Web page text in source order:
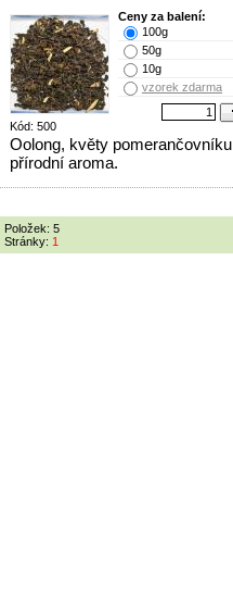
Kód: 500
Ceny za balení:
100g
50g
10g
vzorek zdarma
Oolong, květy
přírodní aroma.
Položek: 5
Stránky: 1